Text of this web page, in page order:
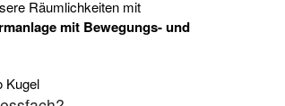
Räumlichkeiten mit
mit Bewegungs- und